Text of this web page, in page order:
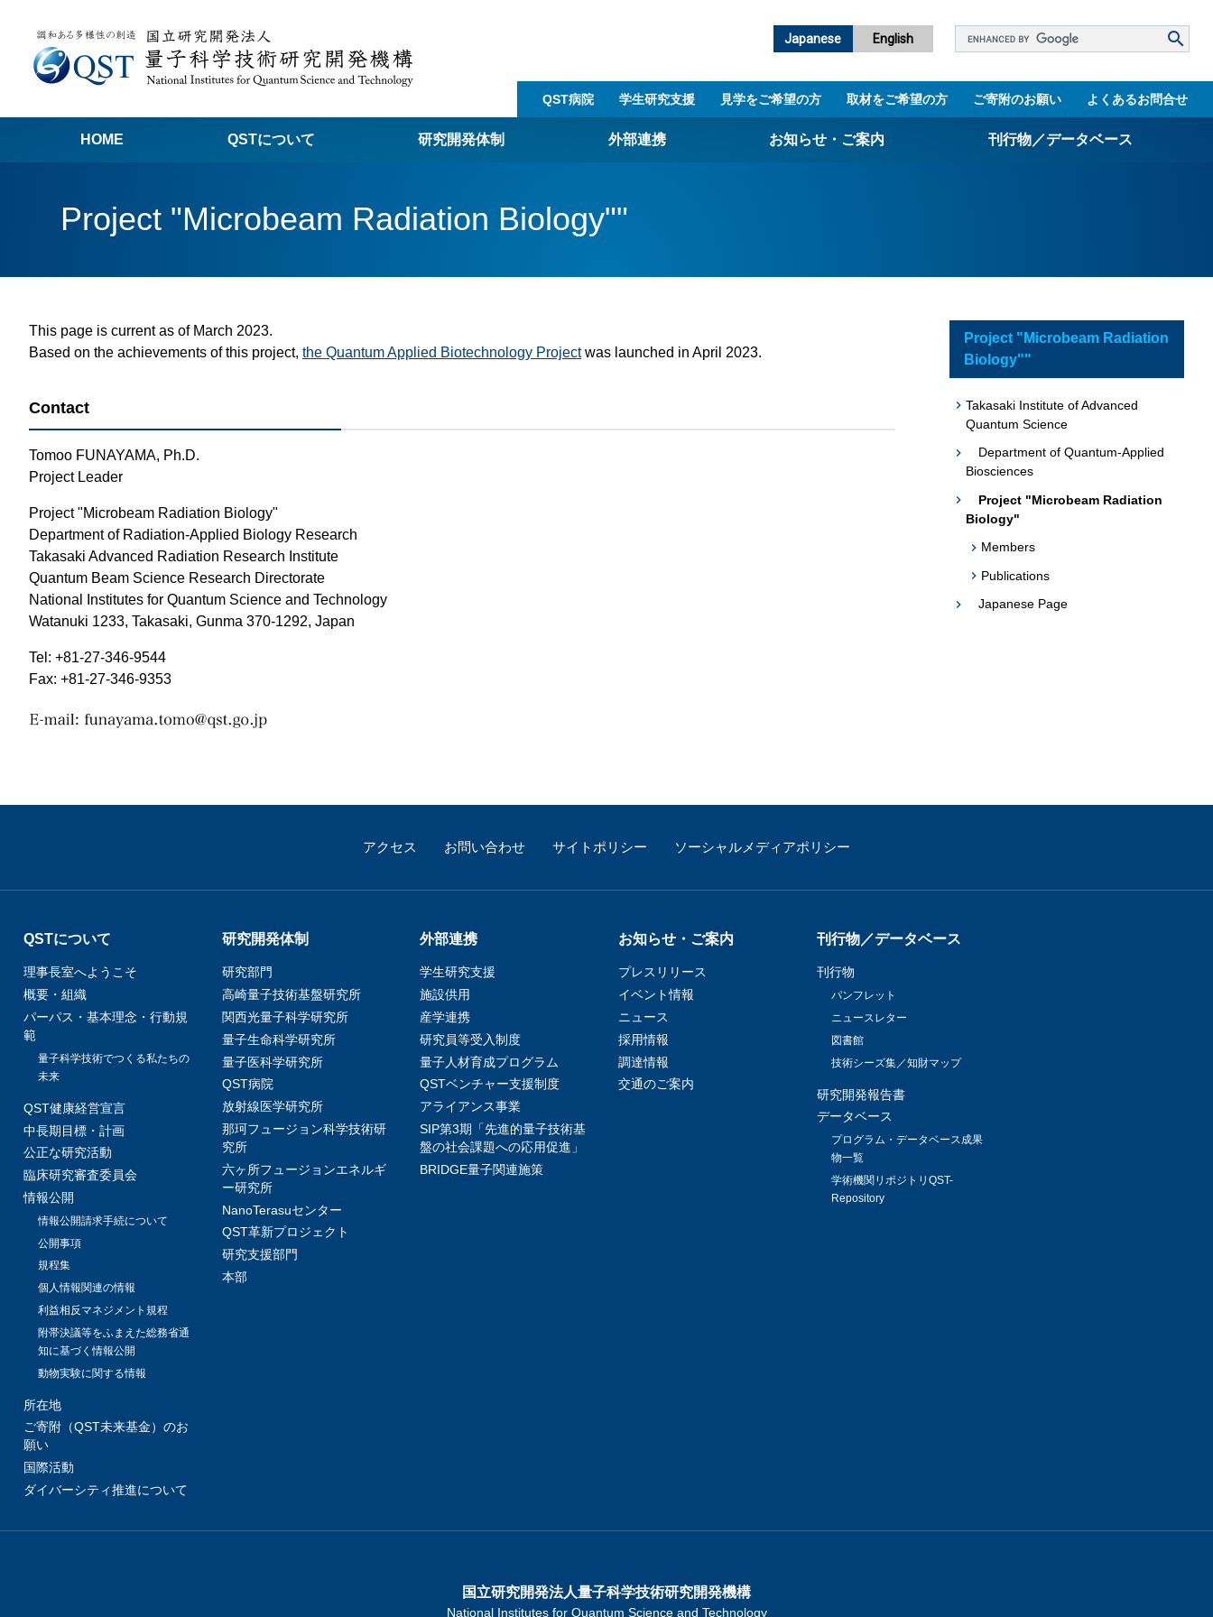
Japanese English
Google
ス
QST病院 学生研究支援​ 見学をご希望の方 取材をご希望の方 ご寄附のお願い よくあるお問合せ
HOME QSTについて
規程集
個人情報関連の情報
利益相反マネジメント規程
附帯決議等をふまえた総務省通知に基づく情報公開
研究開発体制
関西光量子科学研究所
外部連携 お知らせ・ご案内 刊行物／データベース
技術シーズ集／知財マップ
学術機関リポジトリQST-Repository
Project "Microbeam Radiation Biology""
This page is current as of March 2023.
Based on the achievements of this project, the Quantum Applied Biotechnology Projectwas launched in April 2023.
Contact
Tomoo FUNAYAMA, Ph.D.
Project Leader
Project "Microbeam Radiation Biology"
Department of Radiation-Applied Biology Research
Takasaki Advanced Radiation Research Institute
Quantum Beam Science Research Directorate
National Institutes for Quantum Science and Technology
Watanuki 1233, Takasaki, Gunma 370-1292, Japan
Tel: +81-27-346-9544
Fax: +81-27-346-9353
Project "Microbeam Radiation
Biology""
Takasaki Institute of Advanced
Quantum Science
Department of Quantum-Applied
Biosciences
Project "Microbeam Radiation
Biology"
Members
Publications
Japanese Page
アクセス お問い合わせ サイトポリシー ソーシャルメディアポリシー
QSTについて
理事長室へようこそ
概要・組織
パーパス・基本理念・行動規
範
量子科学技術でつくる私たちの
未来
QST健康経営宣言
中長期目標・計画
公正な研究活動
臨床研究審査委員会
情報公開
情報公開請求手続について
公開事項
規程集
個人情報関連の情報
利益相反マネジメント規程
附帯決議等をふまえた総務省通
知に基づく情報公開
動物実験に関する情報
所在地
ご寄附（QST未来基金）のお
願い
国際活動
ダイバーシティ推進について
研究開発体制
研究部門
高崎量子技術基盤研究所
関西光量子科学研究所
量子生命科学研究所
量子医科学研究所
QST病院
放射線医学研究所
那珂フュージョン科学技術研
究所
六ヶ所フュージョンエネルギ
ー研究所
NanoTerasuセンター
QST革新プロジェクト
研究支援部門
本部
外部連携
学生研究支援​
施設供用
産学連携
研究員等受入制度
量子人材育成プログラム
QSTベンチャー支援制度
アライアンス事業
SIP第3期「先進的量子技術基
盤の社会課題への応用促進」
BRIDGE量子関連施策
お知らせ・ご案内
プレスリリース
イベント情報
ニュース
採用情報
調達情報
交通のご案内
刊行物／データベース
刊行物
パンフレット
ニュースレター
図書館
技術シーズ集／知財マップ
研究開発報告書
データベース
プログラム・データベース成果
物一覧
学術機関リポジトリQST-
Repository
国立研究開発法人量子科学技術研究開発機構
National Institutes for Quantum Science and Technology